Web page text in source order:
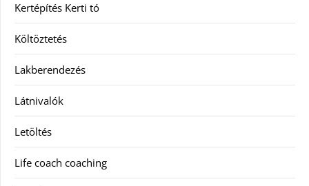
Kertépítés Kerti tó
Költöztetés
Lakberendezés
Látnivalók
Letöltés
Life coach coaching